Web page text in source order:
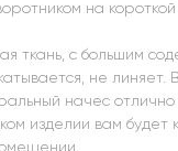
на
ткань, с большим
не линяет.
начес отлично
изделии вам будет